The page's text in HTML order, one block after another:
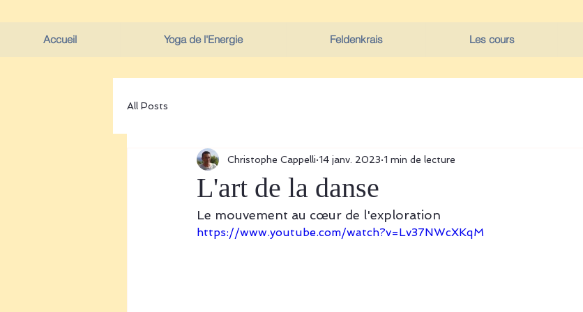
Accueil Yoga de l'Energie Feldenkrais Les cours
All Posts
L'art de la danse
Christophe Cappelli 14 janv. 2023 1 min de lecture
Le mouvement au cœur de l'exploration
https://www.youtube.com/watch?v=Lv37NWcXKqM